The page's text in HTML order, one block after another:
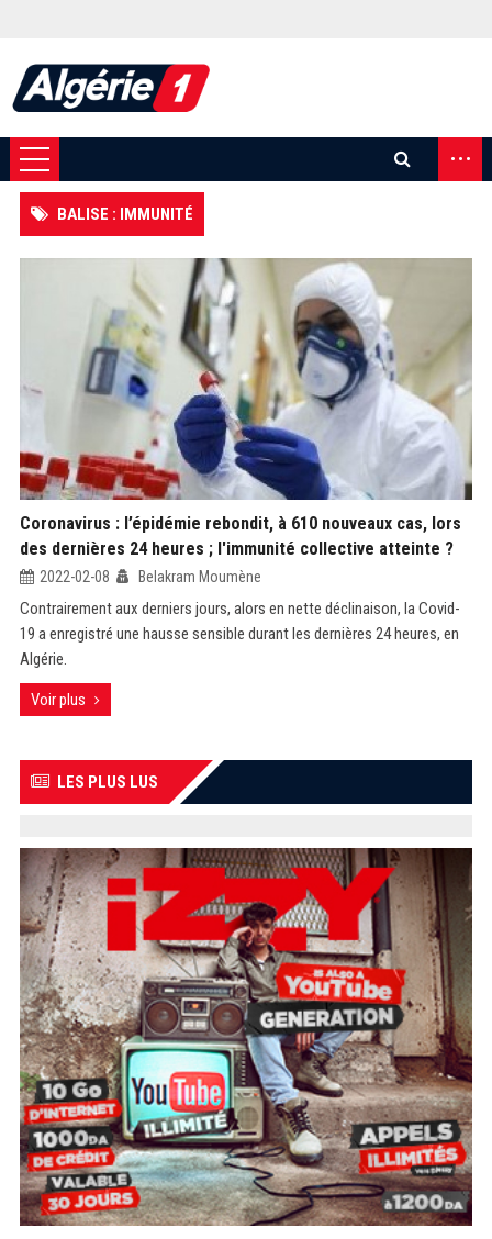
...
BALISE : IMMUNITÉ
Coronavirus : l’épidémie rebondit, à 610 nouveaux cas, lors
des dernières 24 heures ; l'immunité collective atteinte ?
2022-02-08 Belakram Moumène
Contrairement aux derniers jours, alors en nette déclinaison, la Covid-
19 a enregistré une hausse sensible durant les dernières 24 heures, en
Algérie.
Voir plus
LES PLUS LUS